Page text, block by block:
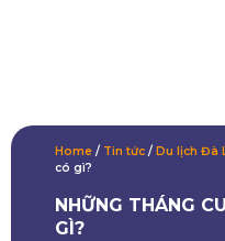
Home / Tin tức / Du lịch Đà
có gì?
NHỮNG THÁNG
GÌ?